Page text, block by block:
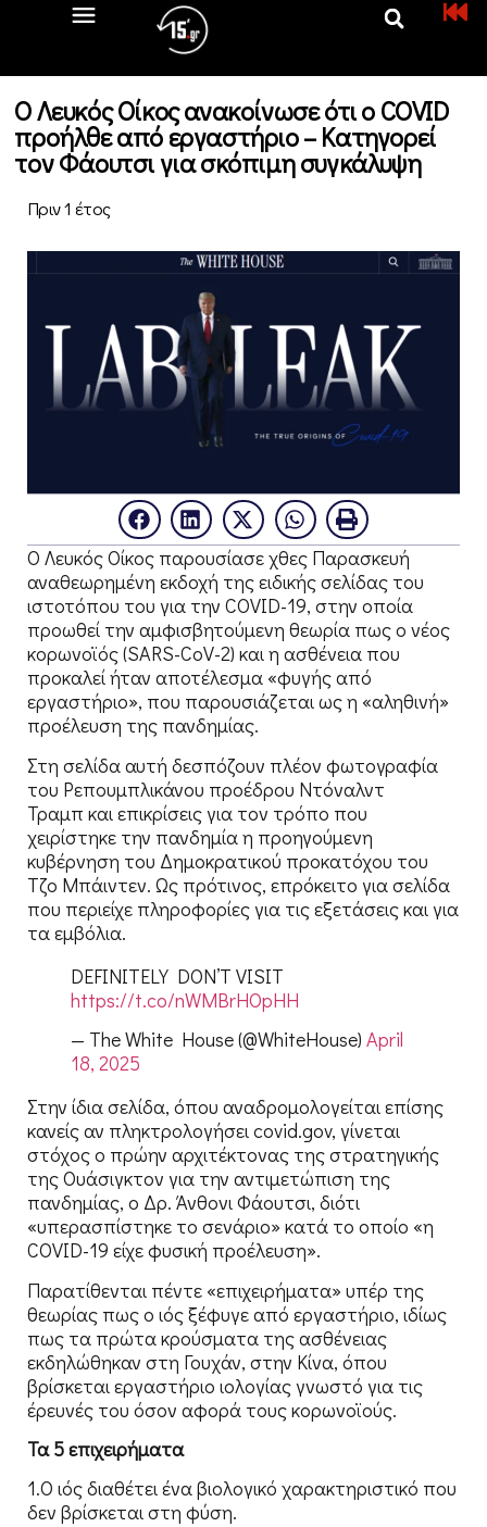
Ο Λευκός Οίκος ανακοίνωσε ότι ο COVID
προήλθε από εργαστήριο – Κατηγορεί
τον Φάουτσι για σκόπιμη συγκάλυψη
Πριν 1 έτος
Ο Λευκός Οίκος παρουσίασε χθες Παρασκευή
αναθεωρημένη εκδοχή της ειδικής σελίδας του
ιστοτόπου του για την COVID-19, στην οποία
προωθεί την αμφισβητούμενη θεωρία πως ο νέος
κορωνοϊός (SARS-CoV-2) και η ασθένεια που
προκαλεί ήταν αποτέλεσμα «φυγής από
εργαστήριο», που παρουσιάζεται ως η «αληθινή»
προέλευση της πανδημίας.
Στη σελίδα αυτή δεσπόζουν πλέον φωτογραφία
του Ρεπουμπλικάνου προέδρου Ντόναλντ
Τραμπ και επικρίσεις για τον τρόπο που
χειρίστηκε την πανδημία η προηγούμενη
κυβέρνηση του Δημοκρατικού προκατόχου του
Τζο Μπάιντεν. Ως πρότινος, επρόκειτο για σελίδα
που περιείχε πληροφορίες για τις εξετάσεις και για
τα εμβόλια.
DEFINITELY DON’T VISIT
https://t.co/nWMBrHOpHH
— The White House (@WhiteHouse) April
18, 2025
Στην ίδια σελίδα, όπου αναδρομολογείται επίσης
κανείς αν πληκτρολογήσει covid.gov, γίνεται
στόχος ο πρώην αρχιτέκτονας της στρατηγικής
της Ουάσιγκτον για την αντιμετώπιση της
πανδημίας, ο Δρ. Άνθονι Φάουτσι, διότι
«υπερασπίστηκε το σενάριο» κατά το οποίο «η
COVID-19 είχε φυσική προέλευση».
Παρατίθενται πέντε «επιχειρήματα» υπέρ της
θεωρίας πως ο ιός ξέφυγε από εργαστήριο, ιδίως
πως τα πρώτα κρούσματα της ασθένειας
εκδηλώθηκαν στη Γουχάν, στην Κίνα, όπου
βρίσκεται εργαστήριο ιολογίας γνωστό για τις
έρευνές του όσον αφορά τους κορωνοϊούς.
Τα 5 επιχειρήματα
1.Ο ιός διαθέτει ένα βιολογικό χαρακτηριστικό που
δεν βρίσκεται στη φύση.